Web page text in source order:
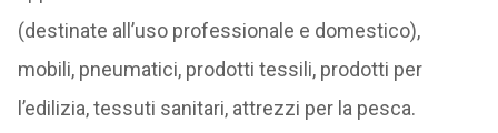
(destinate all’uso professionale e domestico),
mobili, pneumatici, prodotti tessili, prodotti per
l’edilizia, tessuti sanitari, attrezzi per la pesca.